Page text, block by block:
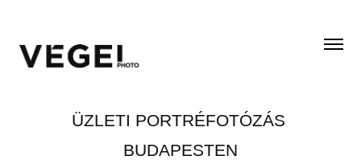
ÜZLETI PORTRÉFOTÓZÁS
BUDAPESTEN